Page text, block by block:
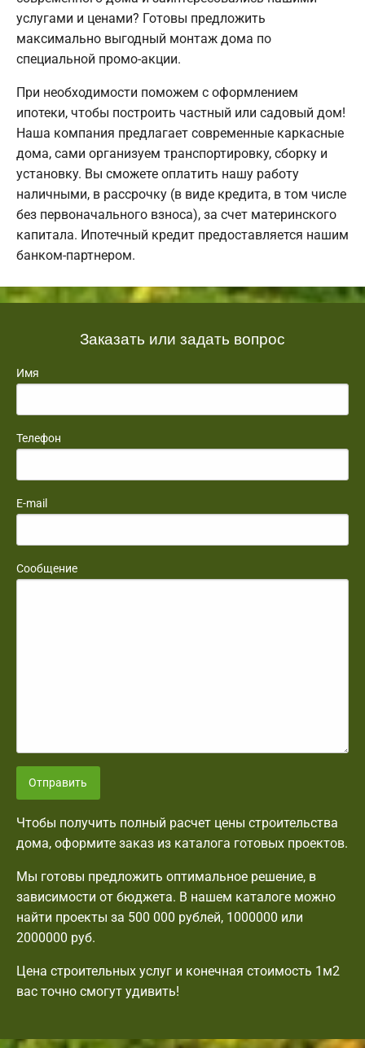
услугами и ценами? Готовы предложить
максимально выгодный монтаж дома по
специальной промо-акции.
При необходимости поможем с оформлением
ипотеки, чтобы построить частный или садовый дом!
Наша компания предлагает современные каркасные
дома, сами организуем транспортировку, сборку и
установку. Вы сможете оплатить нашу работу
наличными, в рассрочку (в виде кредита, в том числе
без первоначального взноса), за счет материнского
капитала. Ипотечный кредит предоставляется нашим
банком-партнером.
Заказать или задать вопрос
Имя
Телефон
E-mail
Сообщение
Отправить
Чтобы получить полный расчет цены строительства
дома, оформите заказ из каталога готовых проектов.
Мы готовы предложить оптимальное решение, в
зависимости от бюджета. В нашем каталоге можно
найти проекты за 500 000 рублей, 1000000 или
2000000 руб.
Цена строительных услуг и конечная стоимость 1м2
вас точно смогут удивить!